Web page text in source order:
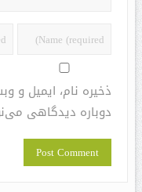
ذخیره نام، ایمیل و
دوباره دیدگاهی